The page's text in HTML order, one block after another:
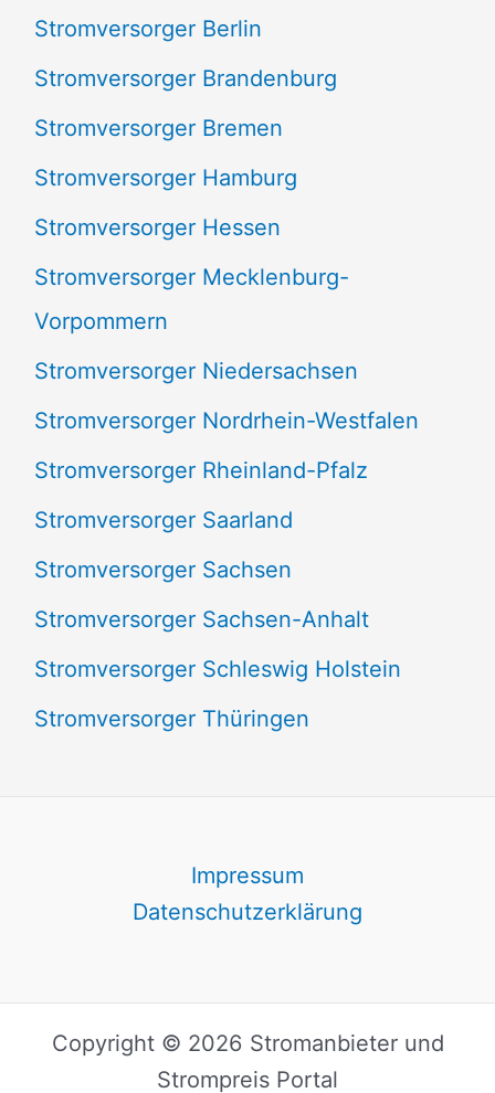
:Stromversorger Berlin
Stromversorger Brandenburg
Stromversorger Bremen
Stromversorger Hamburg
Stromversorger Hessen
Stromversorger Mecklenburg-
Vorpommern
Stromversorger Niedersachsen
Stromversorger Nordrhein-Westfalen
Stromversorger Rheinland-Pfalz
Stromversorger Saarland
Stromversorger Sachsen
Stromversorger Sachsen-Anhalt
Stromversorger Schleswig Holstein
Stromversorger Thüringen
Impressum
Datenschutzerklärung
Copyright © 2026 Stromanbieter und
Strompreis Portal